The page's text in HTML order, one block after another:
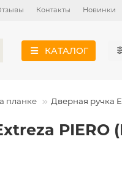
Контакты Новинки
КАТАЛОГ
планке Дверная ручка
PIERO